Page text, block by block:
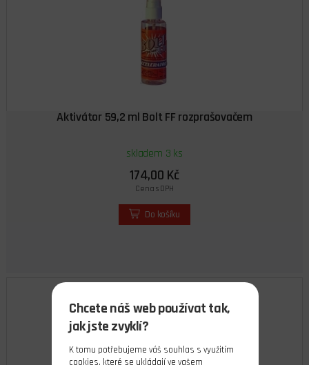
Aktivátor 59,2 ml Bolt FF rozprašovačem
skladem 3 ks
174,00 Kč
Cena s DPH
Do košíku
Chcete náš web používat tak,
jak jste zvyklí?
K tomu potřebujeme váš souhlas s využitím
cookies, které se ukládají ve vašem